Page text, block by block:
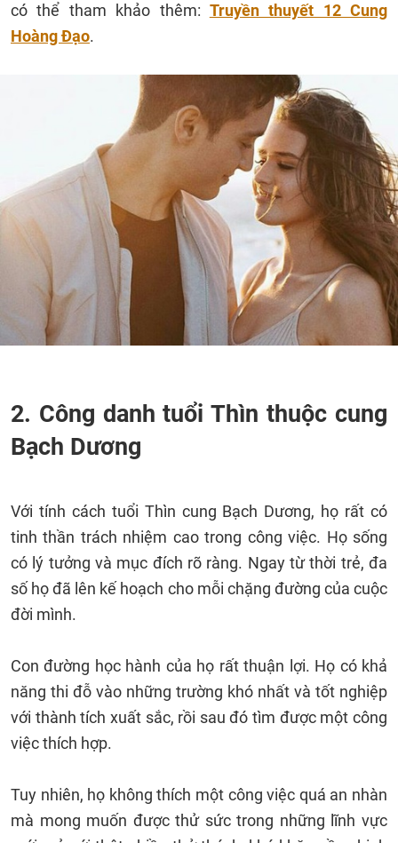
có thể tham khảo thêm: Truyền thuyết 12 Cung
Hoàng Đạo.
2. Công danh tuổi Thìn thuộc cung
Bạch Dương
Với tính cách tuổi Thìn cung Bạch Dương, họ rất có
tinh thần trách nhiệm cao trong công việc. Họ sống
có lý tưởng và mục đích rõ ràng. Ngay từ thời trẻ, đa
số họ đã lên kế hoạch cho mỗi chặng đường của cuộc
đời mình.
Con đường học hành của họ rất thuận lợi. Họ có khả
năng thi đỗ vào những trường khó nhất và tốt nghiệp
với thành tích xuất sắc, rồi sau đó tìm được một công
việc thích hợp.
Tuy nhiên, họ không thích một công việc quá an nhàn
mà mong muốn được thử sức trong những lĩnh vực